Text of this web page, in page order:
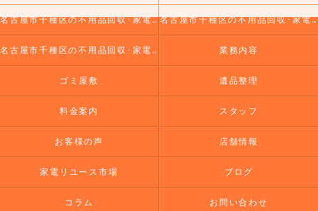
名古屋市千種区の不用品回収･家電リユース市場の口コミ情報 名古屋市千種区の不用品回収･家電リユース市場の評判
名古屋市千種区の不用品回収･家電リユース市場のお客様の声 業務内容
ゴミ屋敷 遺品整理
料金案内 スタッフ
お客様の声 店舗情報
家電リユース市場 ブログ
コラム お問い合わせ